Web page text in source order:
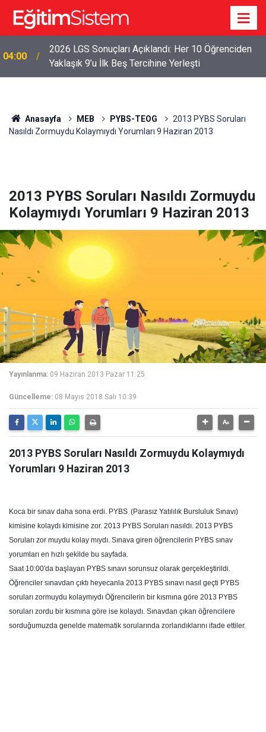
04:00
2026 LGS Sonuçları Açıklandı: Her 10 Öğrenciden
Yaklaşık 9’u İlk Beş Tercihine Yerleşti
Anasayfa MEB PYBS-TEOG
2013 PYBS Soruları
Nasıldı Zormuydu Kolaymıydı Yorumları 9 Haziran 2013
2013 PYBS Soruları Nasıldı Zormuydu
Kolaymıydı Yorumları 9 Haziran 2013
Yayınlanma: 09 Haziran 2013 Pazar 11:25
Güncelleme: 08 Mayıs 2018 Salı 10:39
2013 PYBS Soruları Nasıldı Zormuydu Kolaymıydı
Yorumları 9 Haziran 2013
Koca bir sınav daha sona erdi. PYBS (Parasız Yatılılık Bursluluk Sınavı)
kimisine kolaydı kimisine zor. 2013 PYBS Soruları nasıldı. 2013 PYBS
Soruları zor muydu kolay mıydı. Sınava giren öğrencilerin PYBS sınav
yorumları en hızlı şekilde bu sayfada.
Saat 10:00′da başlayan PYBS sınavı sorunsuz olarak gerçekleştirildi.
Öğrenciler sınavdan çıktı heyecanla 2013 PYBS sınavı nasıl geçti PYBS
soruları zormuydu kolaymıydı Öğrencilerin bir kısmına göre 2013 PYBS
soruları zordu bir kısmına göre ise kolaydı. Sınavdan çıkan öğrencilere
sorduğumuzda genelde matematik sorularında zorlandıklarını ifade ettiler.